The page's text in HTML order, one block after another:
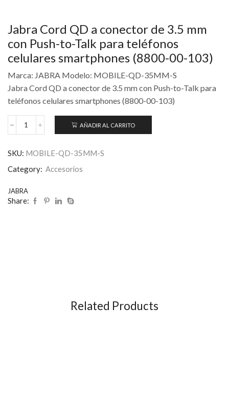
Jabra Cord QD a conector de 3.5 mm
con Push-to-Talk para teléfonos
celulares smartphones (8800-00-103)
Marca: JABRA Modelo: MOBILE-QD-35MM-S
Jabra Cord QD a conector de 3.5 mm con Push-to-Talk para
teléfonos celulares smartphones (8800-00-103)
AÑADIR AL CARRITO
SKU: MOBILE-QD-35MM-S
Category: Accesorios
JABRA
Share:
Related Products